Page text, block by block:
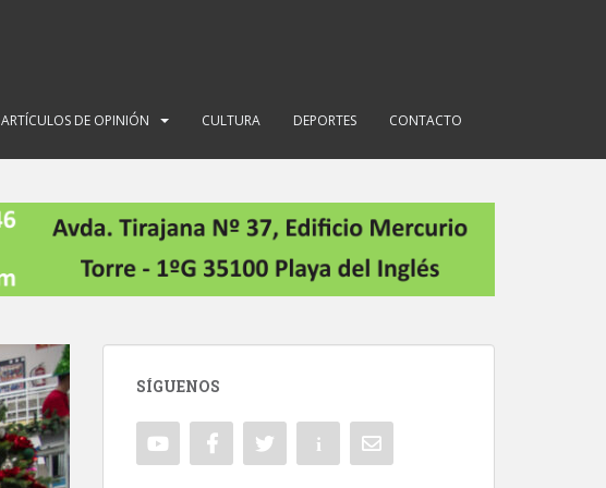
ARTÍCULOS DE OPINIÓN CULTURA DEPORTES CONTACTO
SÍGUENOS